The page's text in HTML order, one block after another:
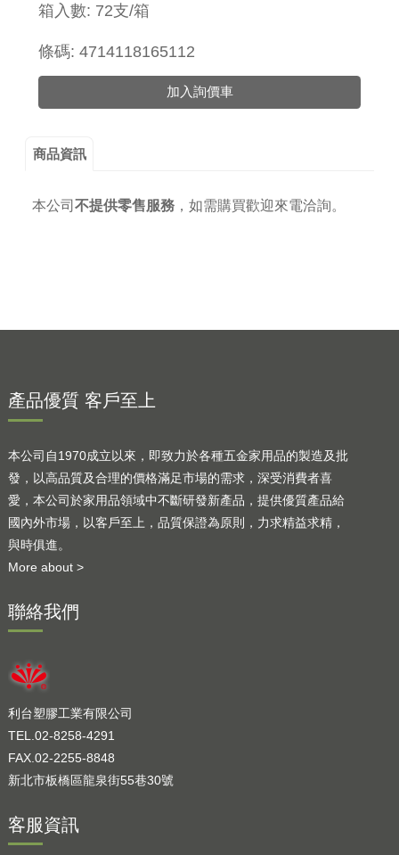
箱入數: 72支/箱
條碼: 4714118165112
加入詢價車
商品資訊
本公司 不提供零售服務， 如需購買歡迎來電洽詢。
產品優質 客戶至上
本公司自1970成立以來，即致力於各種五金家用品的製造及批
發，以高品質及合理的價格滿足市場的需求，深受消費者喜
愛，本公司於家用品領域中不斷研發新產品，提供優質產品給
國內外市場，以客戶至上，品質保證為原則，力求精益求精，
與時俱進。
More about >
聯絡我們
利台塑膠工業有限公司
TEL.02-8258-4291
FAX.02-2255-8848
新北市板橋區龍泉街55巷30號
客服資訊